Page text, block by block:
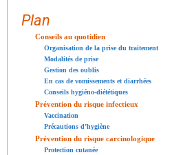
Plan
Conseils au quotidien
Organisation de la prise du traitement
Modalités de prise
Gestion des oublis
En cas de vomissements et diarrhées
Conseils hygiéno-diététiques
Prévention du risque infectieux
Vaccination
Précautions d’hygiène
Prévention du risque carcinologique
Protection cutanée